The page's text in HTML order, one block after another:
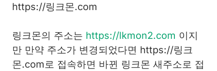
https://링크몬.com
링크몬의 주소는 https://lkmon2.com 이지
만 만약 주소가 변경되었다면 https://링크
몬.com로 접속하면 바뀐 링크몬 새주소로 접